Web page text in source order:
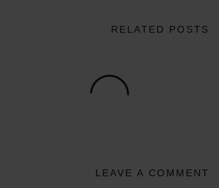
RELATED POSTS
LEAVE A COMMENT